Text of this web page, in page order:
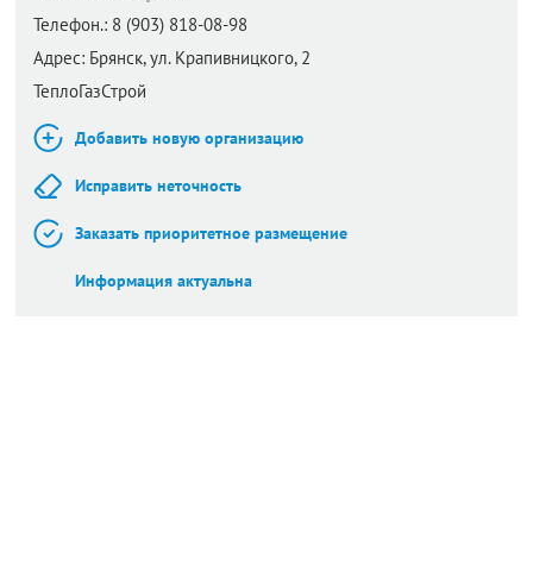
Телефон.: 8 (903) 818-08-98
Адрес: Брянск,ул. Крапивницкого, 2
ТеплоГазСтрой
Добавить новую организацию
Исправить неточность
Заказать приоритетное размещение
Информация актуальна